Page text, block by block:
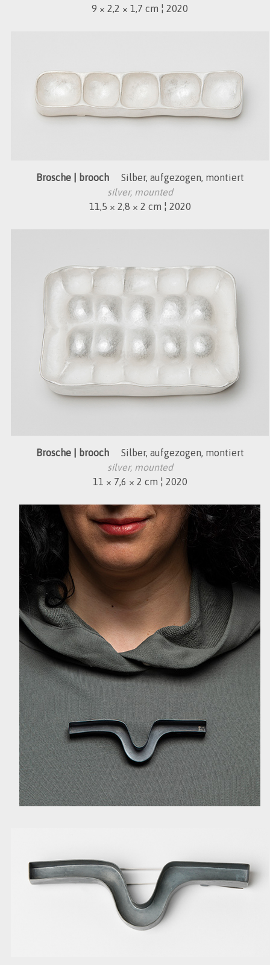
9 × 2,2 × 1,7 cm ¦ 2020
Brosche | broochSilber, aufgezogen, montiert
silver, mounted
11,5 × 2,8 × 2 cm ¦ 2020
Brosche | broochSilber, aufgezogen, montiert
silver, mounted
11 × 7,6 × 2 cm ¦ 2020